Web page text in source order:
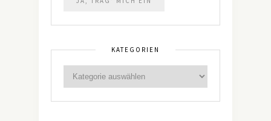
KATEGORIEN